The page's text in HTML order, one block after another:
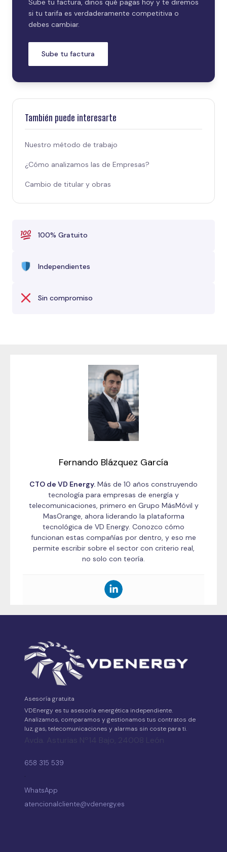
Sube tu factura, dinos qué pagas hoy y te diremos
si tu tarifa es verdaderamente competitiva o
debes cambiar.
Sube tu factura
También puede interesarte
Nuestro método de trabajo
¿Cómo analizamos las de Empresas?
Cambio de titular y obras
100% Gratuito
Independientes
Sin compromiso
Fernando Blázquez García
CTO de VD Energy. Más de 10 años construyendo
tecnología para empresas de energía y
telecomunicaciones, primero en Grupo MásMóvil y
MasOrange, ahora liderando la plataforma
tecnológica de VD Energy. Conozco cómo
funcionan estas compañías por dentro, y eso me
permite escribir sobre el sector con criterio real,
no solo con teoría.
Asesoría gratuita
VDEnergy es tu asesoría energética independiente.
Analizamos, comparamos y gestionamos tus contratos de
luz, gas, telecomunicaciones y alarmas sin coste para ti.
Avda. Asturias Nº14 Bajo, 24008 León
658 315 539
·
WhatsApp
atencionalcliente@vdenergy.es